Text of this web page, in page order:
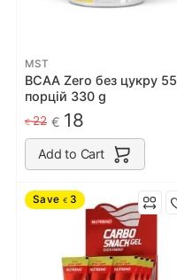
MST
BCAA Zero без цукру 55
порцiй 330 g
€22 € 18
Add to Cart
Save € 3